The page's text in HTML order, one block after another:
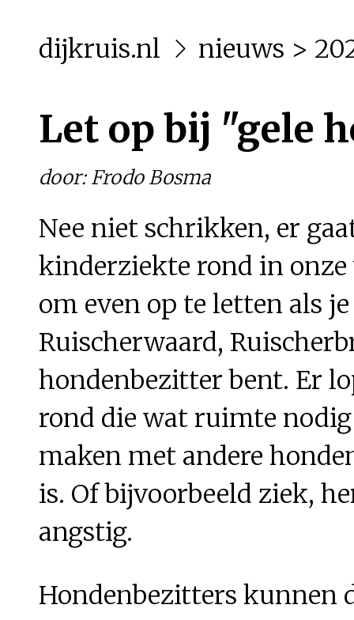
dijkruis.nl nieuws >
Let op bij "gele
door: Frodo Bosma
Nee niet schrikken, er
kinderziekte rond in
om even op te letten als
Ruischerwaard,
hondenbezitter bent. Er
rond die wat ruimte
maken met andere
is. Of bijvoorbeeld ziek,
angstig.
Hondenbezitters kunnen